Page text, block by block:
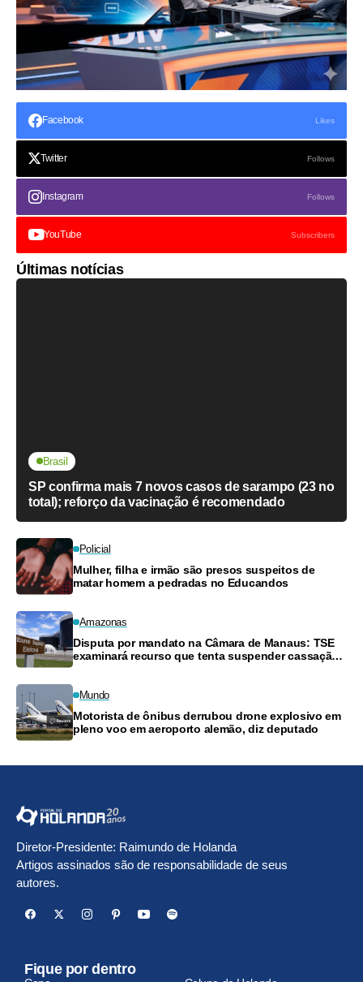
Facebook Likes
Twitter Follows
Instagram Follows
YouTube Subscribers
Últimas notícias
Brasil
SP confirma mais 7 novos casos de sarampo (23 no
total); reforço da vacinação é recomendado
Policial
Mulher, filha e irmão são presos suspeitos de
matar homem a pedradas no Educandos
Amazonas
Disputa por mandato na Câmara de Manaus: TSE
examinará recurso que tenta suspender cassação
Mundo
Motorista de ônibus derrubou drone explosivo em
pleno voo em aeroporto alemão, diz deputado
Diretor-Presidente: Raimundo de Holanda
Artigos assinados são de responsabilidade de seus
autores.
Fique por dentro